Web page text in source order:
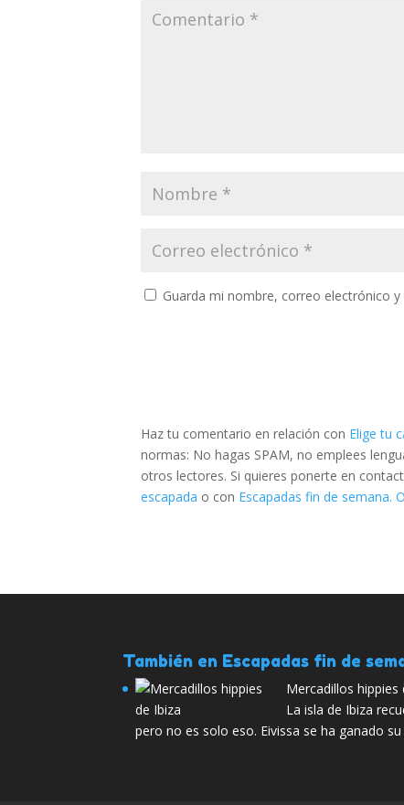
Guarda mi nombre, correo electrónico
Haz tu comentario en relación con Elige tu
normas: No hagas SPAM, no emplees
otros lectores. Si quieres ponerte en
escapada o con Escapadas fin de semana.
También en Escapadas fin de
Mercadillos hippies
La isla de Ibiza
pero no es solo eso. Eivissa se ha ganado